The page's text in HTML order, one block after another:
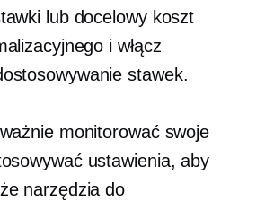
lub docelowy koszt
i włącz
stawek.
monitorować swoje
ustawienia, aby
narzędzia do